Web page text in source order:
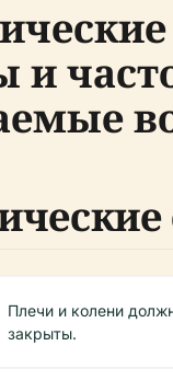
и
Плечи и колени
закрыты.